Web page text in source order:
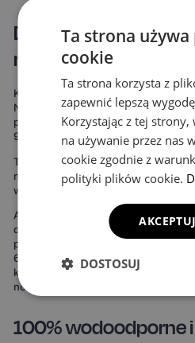
Dopasowane do
modelu auta
Każdy komplet powstaje specjalnie
Nie korzystamy z uniwersalnych
pasują". Nasze dywaniki są
99% podłogi twojego auta.
To oznacza maksymalną ochronę
niż w przypadku uniwersalnych mat.
wnętrze wygląda bardziej spójnie,
Ale to nie wszystko. Możesz też
dopasowane do Twojego stylu. Do
powierzchni, 3 wzory komórek i 20
690 kombinacji! Możesz wybrać
komponują się z wnętrzem Twojego
nowy charakter.
100% wodoodporne
Ta strona
cookie
Ta strona korzysta z
zapewnić lepszą
Korzystając z tej strony,
na używanie przez nas
cookie zgodnie z
polityki plików cookie.
DOSTOSUJ